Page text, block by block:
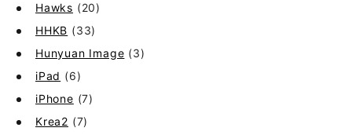
Hawks (20)
HHKB (33)
Hunyuan Image (3)
iPad (6)
iPhone (7)
Krea2 (7)